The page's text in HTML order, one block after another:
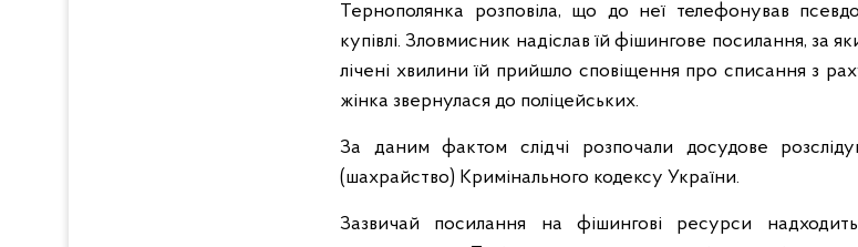
Тернополянка розповіла, що до неї телефонував
купівлі. Зловмисник надіслав їй фішингове посилання, за
лічені хвилини їй прийшло сповіщення про списання з
жінка звернулася до поліцейських.
За даним фактом слідчі розпочали досудове
(шахрайство) Кримінального кодексу України.
Зазвичай посилання на фішингові ресурси